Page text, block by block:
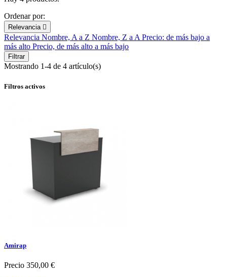
Ordenar por:
Relevancia 
Relevancia Nombre, A a Z Nombre, Z a APrecio: de más bajo a
más alto Precio, de más alto a más bajo
Filtrar
Mostrando 1-4 de 4 artículo(s)
Filtros activos
Amirap
Precio 350,00 €